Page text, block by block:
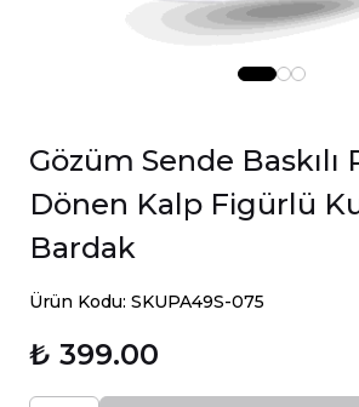
Gözüm Sende Baskılı
Dönen Kalp Figürlü
Bardak
Ürün Kodu: SKUPA49S-075
₺ 399.00